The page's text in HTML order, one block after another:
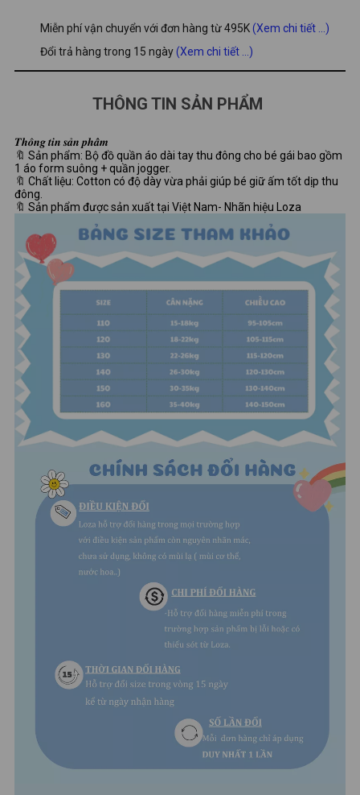
Miễn phí vận chuyển với đơn hàng từ 495K(Xem chi tiết ...)
Đổi trả hàng trong 15 ngày(Xem chi tiết ...)
THÔNG TIN SẢN PHẨM
𝑻𝒉𝒐̂𝒏𝒈 𝒕𝒊𝒏 𝒔𝒂̉𝒏 𝒑𝒉𝒂̂̉𝒎
🔖 Sản phẩm: Bộ đồ quần áo dài tay thu đông cho bé gái bao gồm
1 áo form suông + quần jogger.
🔖 Chất liệu: Cotton có độ dày vừa phải giúp bé giữ ấm tốt dịp thu
đông.
🔖 Sản phẩm được sản xuất tại Việt Nam- Nhãn hiệu Loza